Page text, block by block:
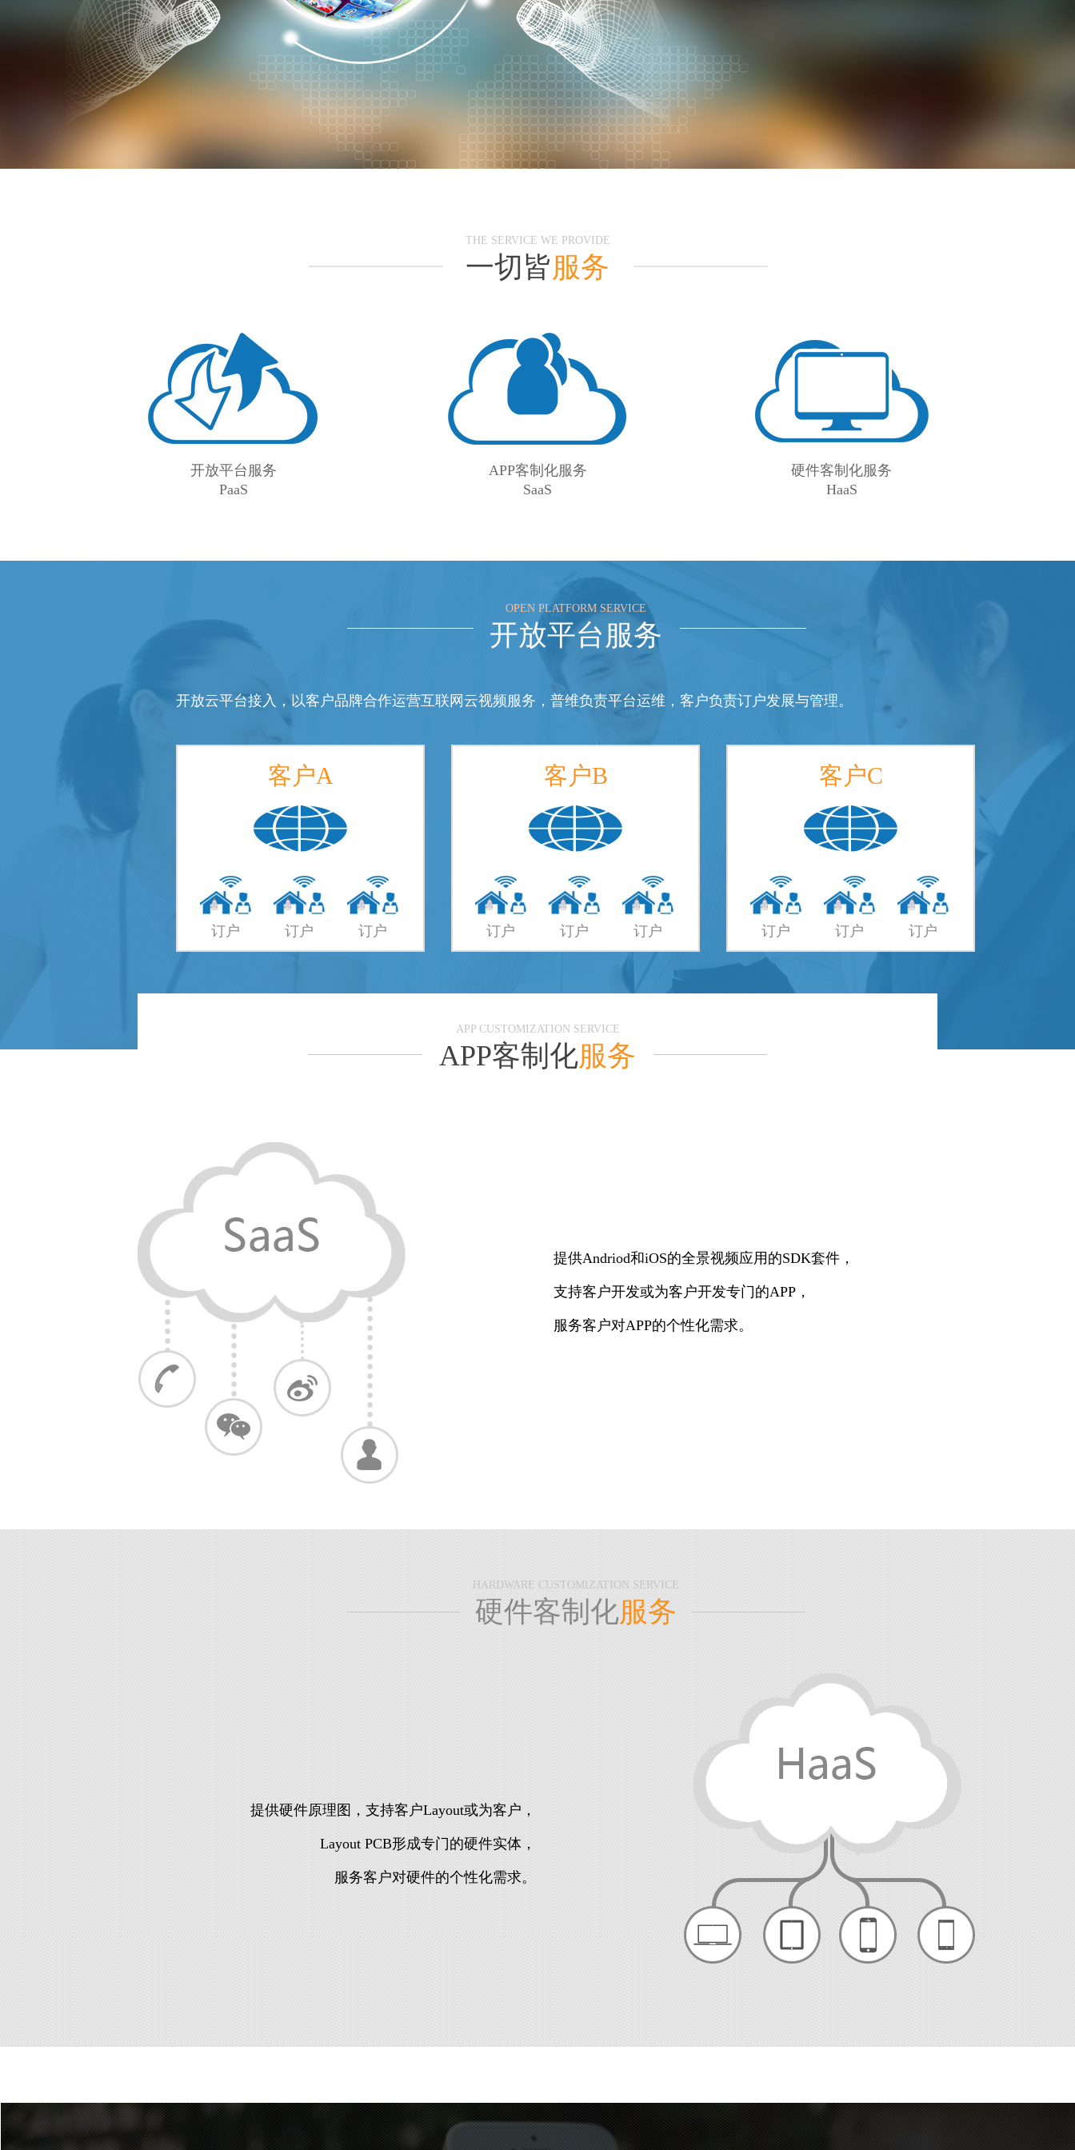
THE SERVICE WE PROVIDE
一切皆服务
开放平台服务
PaaS
APP客制化服务
SaaS
硬件客制化服务
HaaS
OPEN PLATFORM SERVICE
开放平台服务
开放云平台接入，以客户品牌合作运营互联网云视频服务，普维负责平台运维，客户负责订户发展与管理。
客户A
订户 订户 订户
客户B
订户 订户 订户
客户C
订户 订户 订户
APP CUSTOMIZATION SERVICE
APP客制化服务
提供Andriod和iOS的全景视频应用的SDK套件，
支持客户开发或为客户开发专门的APP，
服务客户对APP的个性化需求。
HARDWARE CUSTOMIZATION SERVICE
硬件客制化服务
提供硬件原理图，支持客户Layout或为客户，
Layout PCB形成专门的硬件实体，
服务客户对硬件的个性化需求。